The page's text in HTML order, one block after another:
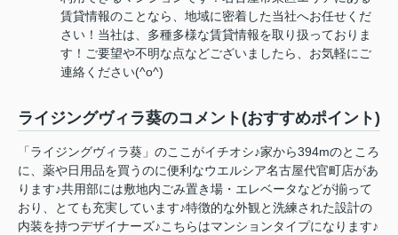
賃貸情報のことなら、地域に密着した当社へお任せくだ
さい！当社は、多種多様な賃貸情報を取り扱っておりま
す！ご要望や不明な点などございましたら、お気軽にご
連絡ください(^o^)
ライジングヴィラ葵のコメント(おすすめポイント)
「ライジングヴィラ葵」のここがイチオシ♪家から394mのところ
に、薬や日用品を買うのに便利なウエルシア名古屋代官町店があ
ります♪共用部には敷地内ごみ置き場・エレベータなどが揃って
おり、とても充実しています♪特徴的な外観と洗練された設計の
内装を持つデザイナーズ♪こちらはマンションタイプになります♪